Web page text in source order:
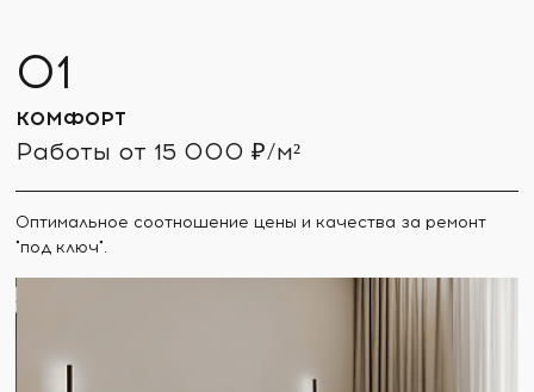
КОМФОРТ
Работы от 15 000 ₽/м²
Оптимальное соотношение цены и качества за ремонт
"под ключ".